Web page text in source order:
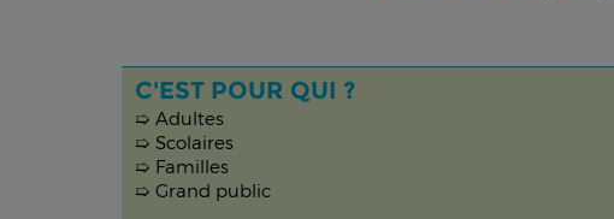
C'EST POUR QUI ?
➯ Adultes
➯ Scolaires
➯ Familles
➯ Grand public